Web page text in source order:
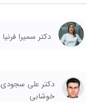
دکتر سمیرا فرنیا
دکتر علی سجودی
خوشابی